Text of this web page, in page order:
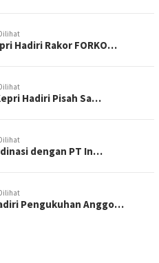
Hadiri Rakor FORKO…
Hadiri Pisah Sa…
dengan PT In…
Pengukuhan Anggo…